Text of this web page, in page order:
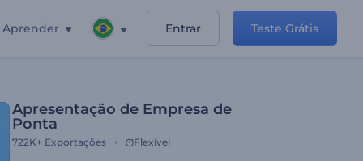
Aprender Entrar Teste Grátis
Apresentação de Empresa de
Ponta
722K+ Exportações Flexível